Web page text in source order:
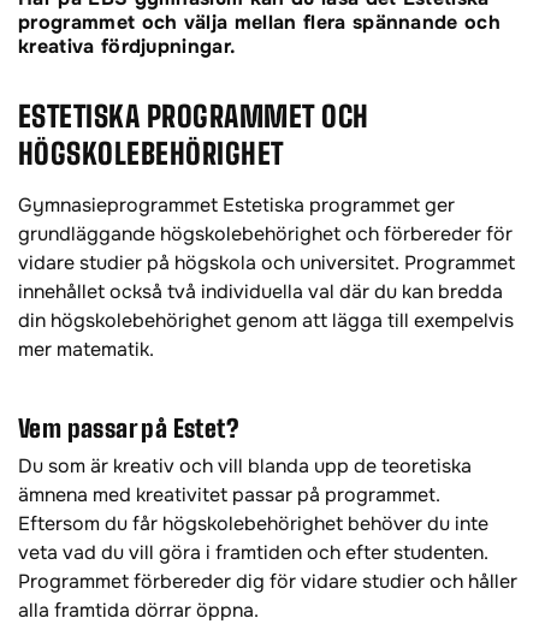
programmet och välja mellan flera spännande och
kreativa fördjupningar.
ESTETISKA PROGRAMMET OCH
HÖGSKOLEBEHÖRIGHET
Gymnasieprogrammet Estetiska programmet ger
grundläggande högskolebehörighet och förbereder för
vidare studier på högskola och universitet. Programmet
innehållet också två individuella val där du kan bredda
din högskolebehörighet genom att lägga till exempelvis
mer matematik.
Vem passar på Estet?
Du som är kreativ och vill blanda upp de teoretiska
ämnena med kreativitet passar på programmet.
Eftersom du får högskolebehörighet behöver du inte
veta vad du vill göra i framtiden och efter studenten.
Programmet förbereder dig för vidare studier och håller
alla framtida dörrar öppna.